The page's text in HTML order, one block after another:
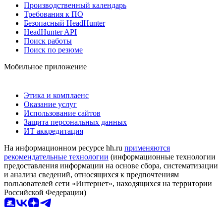
Производственный календарь
Требования к ПО
Безопасный HeadHunter
HeadHunter API
Поиск работы
Поиск по резюме
Мобильное приложение
Этика и комплаенс
Оказание услуг
Использование сайтов
Защита персональных данных
ИТ аккредитация
На информационном ресурсе hh.ru применяются
рекомендательные технологии (информационные технологии
предоставления информации на основе сбора, систематизации
и анализа сведений, относящихся к предпочтениям
пользователей сети «Интернет», находящихся на территории
Российской Федерации)